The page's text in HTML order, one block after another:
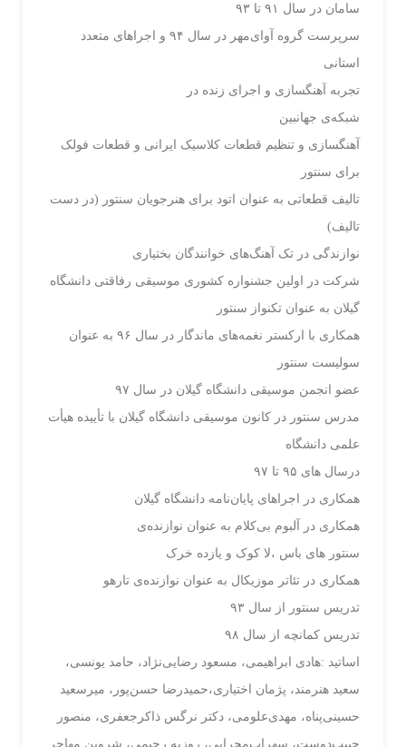
سامان در سال ۹۱ تا ۹۳
سرپرست گروه آوای‌مهر در سال ۹۴ و اجرا‌های متعدد
استانی
تجربه آهنگسازی و اجرای زنده در
شبکه‌ی جهانبین
آهنگسازی و تنظیم قطعات کلاسیک ایرانی و قطعات فولک
برای سنتور
تالیف قطعاتی به عنوان اتود برای هنرجویان سنتور (در دست
تالیف)
نوازندگی در تک آهنگ‌های خوانندگان بختیاری
شرکت در اولین جشنواره کشوری موسیقی رفاقتی دانشگاه
گیلان به عنوان تکنواز سنتور
همکاری با ارکستر نغمه‌های ماندگار در سال ۹۶ به عنوان
سولیست سنتور
عضو انجمن موسیقی دانشگاه گیلان در سال ۹۷
مدرس سنتور در کانون موسیقی دانشگاه گیلان با تأییده هیأت
علمی دانشگاه
درسال های ۹۵ تا ۹۷
همکاری در اجراهای پایان‌نامه دانشگاه گیلان
همکاری در آلبوم بی‌کلام به عنوان نوازنده‌ی
سنتور های باس ،لا کوک و یازده خرک
همکاری در تئاتر موزیکال به عنوان نوازنده‌ی تارهو
تدریس سنتور از سال ۹۳
تدریس کمانچه از سال ۹۸
اساتید :هادی ابراهیمی، مسعود رضایی‌نژاد، حامد یونسی،
سعید هنرمند، پژمان اختیاری،حمید‌رضا حسن‌پور، میر‌سعید‌
حسینی‌پناه، مهدی‌علومی، دکتر نرگس ذاکر‌جعفری، منصور
حبیب‌دوست‌، سهراب‌محرابی، روزبه رحیمی، شروین مهاجر